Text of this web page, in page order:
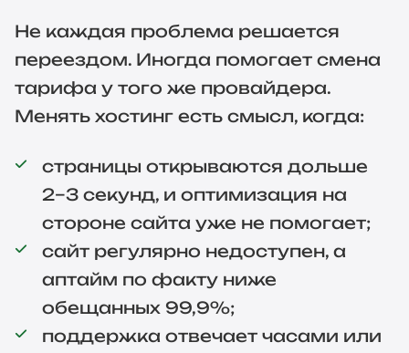
Не каждая проблема решается
переездом. Иногда помогает смена
тарифа у того же провайдера.
Менять хостинг есть смысл, когда:
страницы открываются дольше
2–3 секунд, и оптимизация на
стороне сайта уже не помогает;
сайт регулярно недоступен, а
аптайм по факту ниже
обещанных 99,9%;
поддержка отвечает часами или